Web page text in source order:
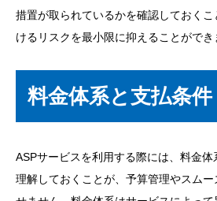
措置が取られているかを確認しておく
けるリスクを最小限に抑えることができ
料金体系と支払条件
ASPサービスを利用する際には、料金体
理解しておくことが、予算管理やスム